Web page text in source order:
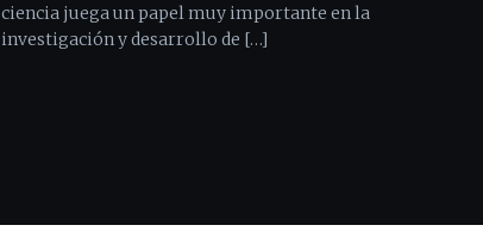
ciencia juega un papel muy importante en la
investigación y desarrollo de […]